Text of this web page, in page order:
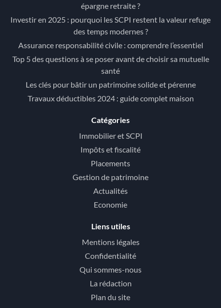
épargne retraite ?
Investir en 2025 : pourquoi les SCPI restent la valeur refuge
des temps modernes ?
Assurance responsabilité civile : comprendre l’essentiel
Top 5 des questions à se poser avant de choisir sa mutuelle
santé
Les clés pour bâtir un patrimoine solide et pérenne
Travaux déductibles 2024 : guide complet maison
Catégories
Immobilier et SCPI
Impôts et fiscalité
Placements
Gestion de patrimoine
Actualités
Economie
Liens utiles
Mentions légales
Confidentialité
Qui sommes-nous
La rédaction
Plan du site